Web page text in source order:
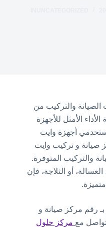
الصيانة والتركيب من
الأمثل للأجهزة
أجهزة وايت
صيانة و تركيب وايت
والتركيب المتوفرة.
أو الثلاجة، فإن
رقم مركز صيانة و
مع مركز حلول